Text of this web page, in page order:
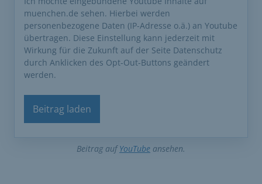
muenchen.de sehen. Hierbei werden
personenbezogene Daten (IP-Adresse o.ä.) an Youtube
übertragen. Diese Einstellung kann jederzeit mit
Wirkung für die Zukunft auf der Seite Datenschutz
durch Anklicken des Opt-Out-Buttons geändert
werden.
Beitrag laden
Beitrag aufYouTube ansehen.